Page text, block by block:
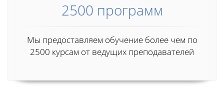
2500 программ
Мы предоставляем обучение более чем по
2500 курсам от ведущих преподавателей